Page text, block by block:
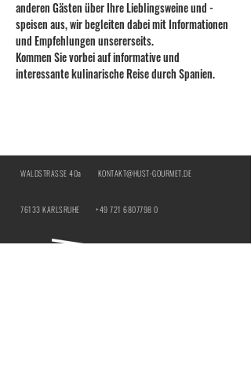
anderen Gästen über Ihre Lieblingsweine und -
speisen aus, wir begleiten dabei mit Informationen
und Empfehlungen unsererseits.
Kommen Sie vorbei auf informative und
interessante kulinarische Reise durch Spanien.
WALDSTRASSE 40a KONTAKT@HUST-GOURMET.DE
76133 KARLSRUHE +49 721 6807798 0